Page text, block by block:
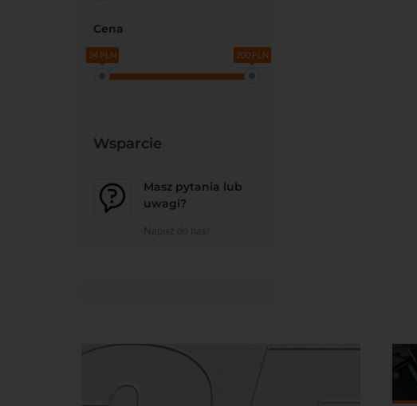
Cena
24 PLN 200 PLN
Wsparcie
Masz pytania lub
uwagi?